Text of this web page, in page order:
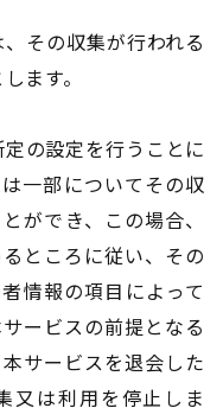
その収集が行われる
ます。
の設定を行うことに
一部についてその収
ができ、この場合、
ところに従い、その
情報の項目によって
ービスの前提となる
サービスを退会した
又は利用を停止しま